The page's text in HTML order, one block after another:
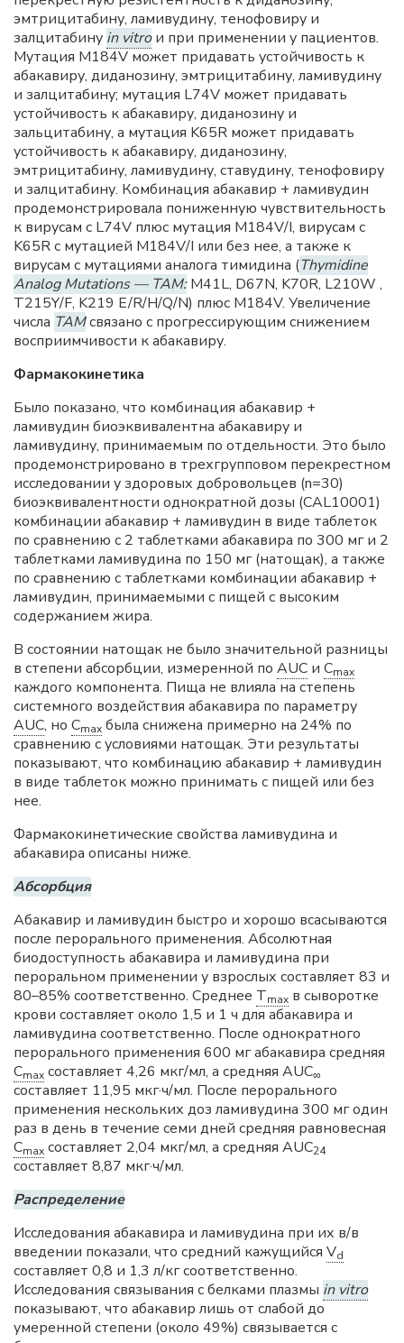
эмтрицитабину, ламивудину, тенофовиру и
залцитабину in vitroи при применении у пациентов.
Мутация M184V может придавать устойчивость к
абакавиру, диданозину, эмтрицитабину, ламивудину
и залцитабину; мутация L74V может придавать
устойчивость к абакавиру, диданозину и
зальцитабину, а мутация K65R может придавать
устойчивость к абакавиру, диданозину,
эмтрицитабину, ламивудину, ставудину, тенофовиру
и залцитабину. Комбинация абакавир + ламивудин
продемонстрировала пониженную чувствительность
к вирусам с L74V плюс мутация M184V/I, вирусам с
K65R с мутацией M184V/I или без нее, а также к
вирусам с мутациями аналога тимидина (Thymidine
Analog Mutations — TAM:M41L, D67N, K70R, L210W ,
T215Y/F, K219 E/R/H/Q/N) плюс M184V. Увеличение
числа ТАМсвязано с прогрессирующим снижением
восприимчивости к абакавиру.
Фармакокинетика
Было показано, что комбинация абакавир +
ламивудин биоэквивалентна абакавиру и
ламивудину, принимаемым по отдельности. Это было
продемонстрировано в трехгрупповом перекрестном
исследовании у здоровых добровольцев (n=30)
биоэквивалентности однократной дозы (CAL10001)
комбинации абакавир + ламивудин в виде таблеток
по сравнению с 2 таблетками абакавира по 300 мг и 2
таблетками ламивудина по 150 мг (натощак), а также
по сравнению с таблетками комбинации абакавир +
ламивудин, принимаемыми с пищей с высоким
содержанием жира.
В состоянии натощак не было значительной разницы
в степени абсорбции, измеренной по AUC и Cmax
каждого компонента. Пища не влияла на степень
системного воздействия абакавира по параметру
AUC, но Cmax была снижена примерно на 24% по
сравнению с условиями натощак. Эти результаты
показывают, что комбинацию абакавир + ламивудин
в виде таблеток можно принимать с пищей или без
нее.
Фармакокинетические свойства ламивудина и
абакавира описаны ниже.
Абсорбция
Абакавир и ламивудин быстро и хорошо всасываются
после перорального применения. Абсолютная
биодоступность абакавира и ламивудина при
пероральном применении у взрослых составляет 83 и
80–85% соответственно. Среднее Tmax в сыворотке
крови составляет около 1,5 и 1 ч для абакавира и
ламивудина соответственно. После однократного
перорального применения 600 мг абакавира средняя
Cmax составляет 4,26 мкг/мл, а средняя AUC∞
составляет 11,95 мкг·ч/мл. После перорального
применения нескольких доз ламивудина 300 мг один
раз в день в течение семи дней средняя равновесная
Cmax составляет 2,04 мкг/мл, а средняя AUC24
составляет 8,87 мкг·ч/мл.
Распределение
Исследования абакавира и ламивудина при их в/в
введении показали, что средний кажущийся Vd
составляет 0,8 и 1,3 л/кг соответственно.
Исследования связывания с белками плазмы in vitro
показывают, что абакавир лишь от слабой до
умеренной степени (около 49%) связывается с